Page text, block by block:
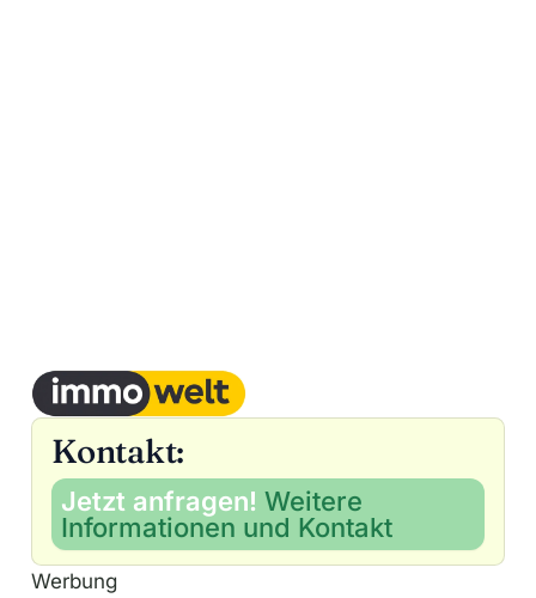
Kontakt:
Jetzt anfragen! Weitere
Informationen und Kontakt
Werbung